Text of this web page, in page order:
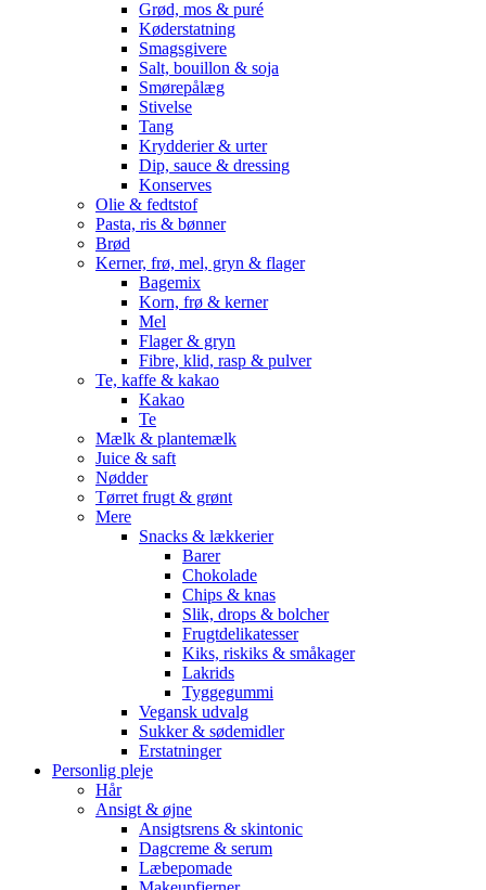
Grød, mos & puré
Køderstatning
Smagsgivere
Salt, bouillon & soja
Smørepålæg
Stivelse
Tang
Krydderier & urter
Dip, sauce & dressing
Konserves
Olie & fedtstof
Pasta, ris & bønner
Brød
Kerner, frø, mel, gryn & flager
Bagemix
Korn, frø & kerner
Mel
Flager & gryn
Fibre, klid, rasp & pulver
Te, kaffe & kakao
Kakao
Te
Mælk & plantemælk
Juice & saft
Nødder
Tørret frugt & grønt
Mere
Snacks & lækkerier
Barer
Chokolade
Chips & knas
Slik, drops & bolcher
Frugtdelikatesser
Kiks, riskiks & småkager
Lakrids
Tyggegummi
Vegansk udvalg
Sukker & sødemidler
Erstatninger
Personlig pleje
Hår
Ansigt & øjne
Ansigtsrens & skintonic
Dagcreme & serum
Læbepomade